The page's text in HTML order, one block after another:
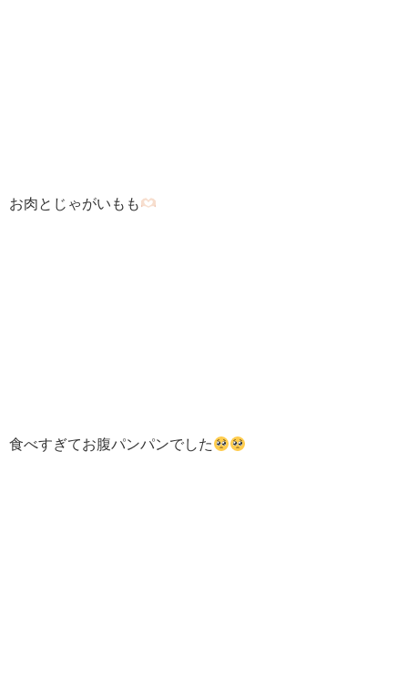
お肉とじゃがいもも
食べすぎてお腹パンパンでした